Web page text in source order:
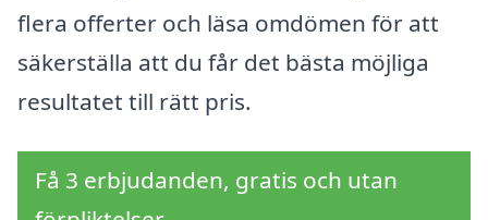
flera offerter och läsa omdömen för att
säkerställa att du får det bästa möjliga
resultatet till rätt pris.
Få 3 erbjudanden, gratis och utan